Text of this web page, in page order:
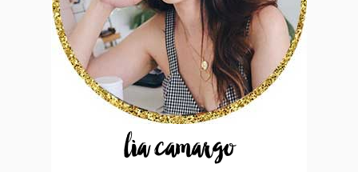
lia camargo